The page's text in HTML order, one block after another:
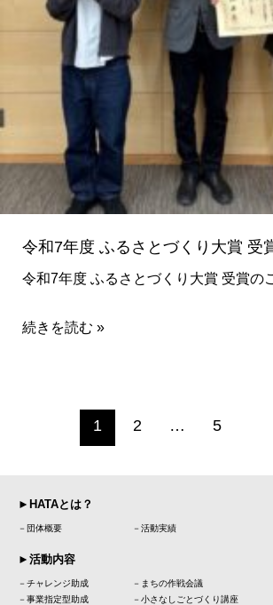
令和7年度 ふるさとづくり大賞 受
令和7年度 ふるさとづくり大賞 受賞の
拶
続きを読む »
1 2 … 5
►HATAとは？
－団体概要 －活動実績
►活動内容
－チャレンジ助成 －まちの作戦会議
－事業指定型助成 －小さなしごとづくり講座